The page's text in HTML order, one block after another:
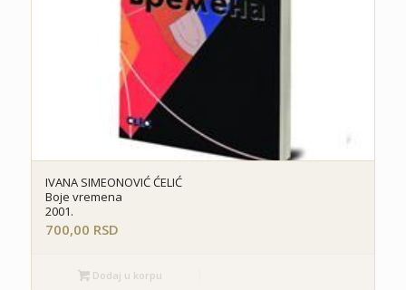
IVANA SIMEONOVIĆ ĆELIĆ
Boje vremena
2001.
700,00 RSD
Dodaj u korpu